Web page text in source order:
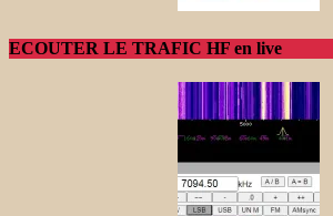
ECOUTER LE TRAFIC HF en live